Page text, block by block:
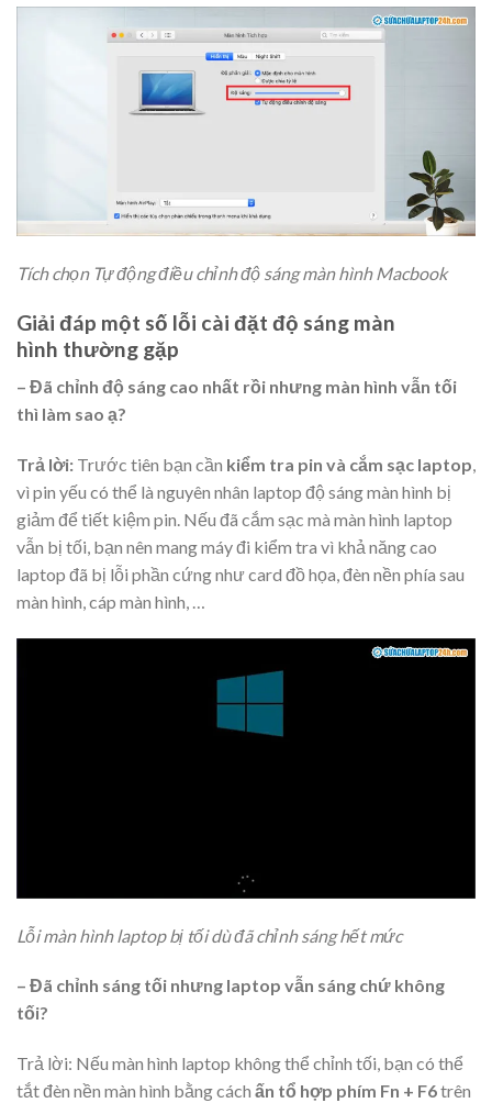
Tích chọn Tự động điều chỉnh độ sáng màn hình Macbook
Giải đáp một số lỗi cài đặt độ sáng màn
hình thường gặp
– Đã chỉnh độ sáng cao nhất rồi nhưng màn hình vẫn tối
thì làm sao ạ?
Trả lời: Trước tiên bạn cần kiểm tra pin và cắm sạc laptop,
vì pin yếu có thể là nguyên nhân laptop độ sáng màn hình bị
giảm để tiết kiệm pin. Nếu đã cắm sạc mà màn hình laptop
vẫn bị tối, bạn nên mang máy đi kiểm tra vì khả năng cao
laptop đã bị lỗi phần cứng như card đồ họa, đèn nền phía sau
màn hình, cáp màn hình, …
Lỗi màn hình laptop bị tối dù đã chỉnh sáng hết mức
– Đã chỉnh sáng tối nhưng laptop vẫn sáng chứ không
tối?
Trả lời: Nếu màn hình laptop không thể chỉnh tối, bạn có thể
tắt đèn nền màn hình bằng cách ấn tổ hợp phím Fn + F6trên